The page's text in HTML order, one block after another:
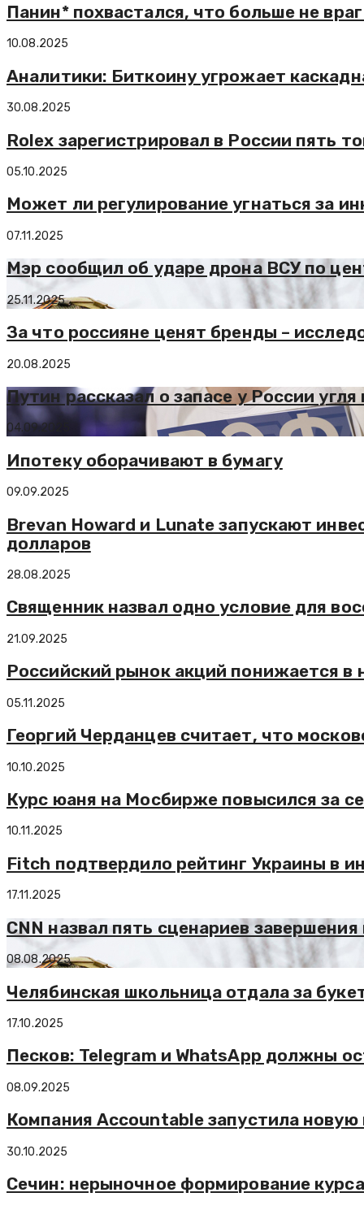
Панин* похвастался, что больше не
10.08.2025
Аналитики: Биткоину угрожает
30.08.2025
Rolex зарегистрировал в России пять
05.10.2025
Может ли регулирование угнаться за
07.11.2025
Мэр сообщил об ударе дрона ВСУ по
25.11.2025
За что россияне ценят бренды –
20.08.2025
Путин рассказал о запасе у России
04.09.2025
Ипотеку оборачивают в бумагу
09.09.2025
Brevan Howard и Lunate запускают
долларов
28.08.2025
Священник назвал одно условие для
21.09.2025
Российский рынок акций понижается в
05.11.2025
Георгий Черданцев считает, что
10.10.2025
Курс юаня на Мосбирже повысился за
10.11.2025
Fitch подтвердило рейтинг Украины в
17.11.2025
CNN назвал пять сценариев
08.08.2025
Челябинская школьница отдала за
17.10.2025
Песков: Telegram и WhatsApp должны
08.09.2025
Компания Accountable запустила
30.10.2025
Сечин: нерыночное формирование